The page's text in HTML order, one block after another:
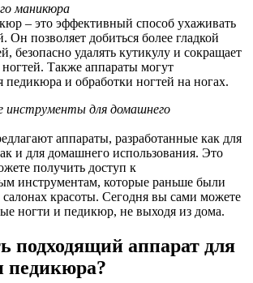
маникюра
– это эффективный способ ухаживать
Он позволяет добиться более гладкой
безопасно удалять кутикулу и сокращает
Также аппараты могут
педикюра и обработки ногтей на ногах.
инструменты для домашнего
аппараты, разработанные как для
и для домашнего использования. Это
получить доступ к
инструментам, которые раньше были
салонах красоты. Сегодня вы сами можете
ногти и педикюр, не выходя из дома.
подходящий аппарат для
педикюра?